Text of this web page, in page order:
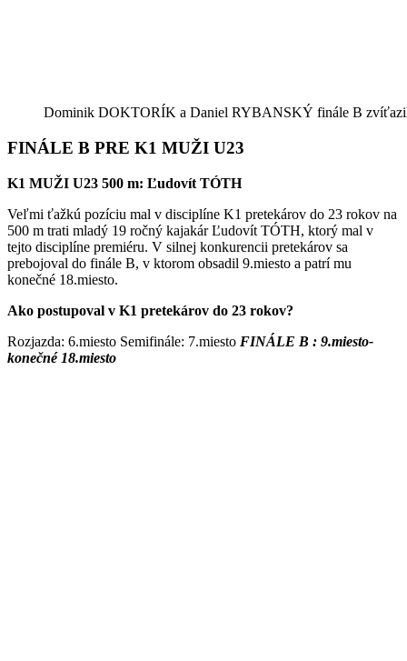
Dominik DOKTORÍK a Daniel RYBANSKÝ finále B
FINÁLE B PRE K1 MUŽI U23
K1 MUŽI U23 500 m: Ľudovít TÓTH
Veľmi ťažkú pozíciu mal v disciplíne K1 pretekárov do 23 rokov na
500 m trati mladý 19 ročný kajakár Ľudovít TÓTH, ktorý mal v
tejto disciplíne premiéru. V silnej konkurencii pretekárov sa
prebojoval do finále B, v ktorom obsadil 9.miesto a patrí mu
konečné 18.miesto.
Ako postupoval v K1 pretekárov do 23 rokov?
Rozjazda: 6.miesto Semifinále: 7.miesto FINÁLE B : 9.miesto-
konečné 18.miesto